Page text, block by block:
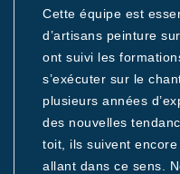
Cette équipe est
d’artisans peinture
ont suivi les
s’exécuter sur le
plusieurs années
des nouvelles
toit, ils suivent
allant dans ce sens.